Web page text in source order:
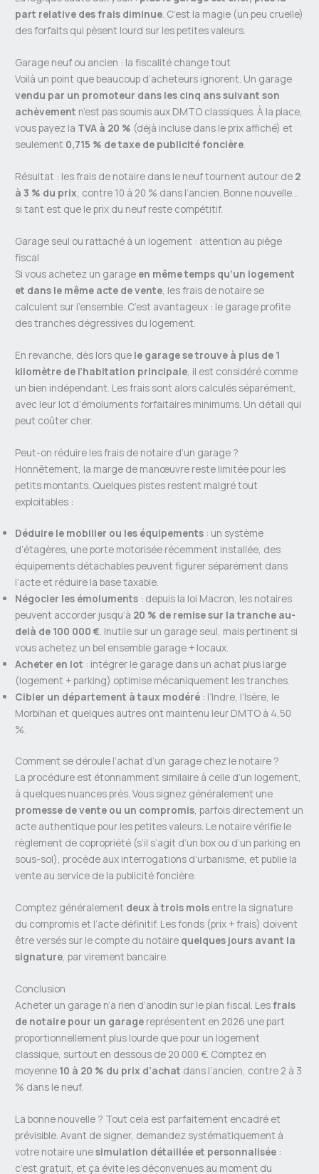
part relative des frais diminue. C’est la magie (un peu cruelle)
des forfaits qui pèsent lourd sur les petites valeurs.
Garage neuf ou ancien : la fiscalité change tout
Voilà un point que beaucoup d’acheteurs ignorent. Un garage
vendu par un promoteur dans les cinq ans suivant son
achèvement n’est pas soumis aux DMTO classiques. À la place,
vous payez la TVA à 20 % (déjà incluse dans le prix affiché) et
seulement 0,715 % de taxe de publicité foncière.
Résultat : les frais de notaire dans le neuf tournent autour de 2
à 3 % du prix, contre 10 à 20 % dans l’ancien. Bonne nouvelle…
si tant est que le prix du neuf reste compétitif.
Garage seul ou rattaché à un logement : attention au piège
fiscal
Si vous achetez un garage en même temps qu’un logement
et dans le même acte de vente, les frais de notaire se
calculent sur l’ensemble. C’est avantageux : le garage profite
des tranches dégressives du logement.
En revanche, dès lors que le garage se trouve à plus de 1
kilomètre de l’habitation principale , il est considéré comme
un bien indépendant. Les frais sont alors calculés séparément,
avec leur lot d’émoluments forfaitaires minimums. Un détail qui
peut coûter cher.
Peut-on réduire les frais de notaire d’un garage ?
Honnêtement, la marge de manœuvre reste limitée pour les
petits montants. Quelques pistes restent malgré tout
exploitables :
Déduire le mobilier ou les équipements : un système
d’étagères, une porte motorisée récemment installée, des
équipements détachables peuvent figurer séparément dans
l’acte et réduire la base taxable.
Négocier les émoluments : depuis la loi Macron, les notaires
peuvent accorder jusqu’à 20 % de remise sur la tranche au-
delà de 100 000 €. Inutile sur un garage seul, mais pertinent si
vous achetez un bel ensemble garage + locaux.
Acheter en lot : intégrer le garage dans un achat plus large
(logement + parking) optimise mécaniquement les tranches.
Cibler un département à taux modéré : l’Indre, l’Isère, le
Morbihan et quelques autres ont maintenu leur DMTO à 4,50
%.
Comment se déroule l’achat d’un garage chez le notaire ?
La procédure est étonnamment similaire à celle d’un logement,
à quelques nuances près. Vous signez généralement une
promesse de vente ou un compromis, parfois directement un
acte authentique pour les petites valeurs. Le notaire vérifie le
règlement de copropriété (s’il s’agit d’un box ou d’un parking en
sous-sol), procède aux interrogations d’urbanisme, et publie la
vente au service de la publicité foncière.
Comptez généralement deux à trois mois entre la signature
du compromis et l’acte définitif. Les fonds (prix + frais) doivent
être versés sur le compte du notaire quelques jours avant la
signature, par virement bancaire.
Conclusion
Acheter un garage n’a rien d’anodin sur le plan fiscal. Lesfrais
de notaire pour un garage représentent en 2026 une part
proportionnellement plus lourde que pour un logement
classique, surtout en dessous de 20 000 €. Comptez en
moyenne 10 à 20 % du prix d’achat dans l’ancien, contre 2 à 3
% dans le neuf.
La bonne nouvelle ? Tout cela est parfaitement encadré et
prévisible. Avant de signer, demandez systématiquement à
votre notaire unesimulation détaillée et personnalisée :
c’est gratuit, et ça évite les déconvenues au moment du